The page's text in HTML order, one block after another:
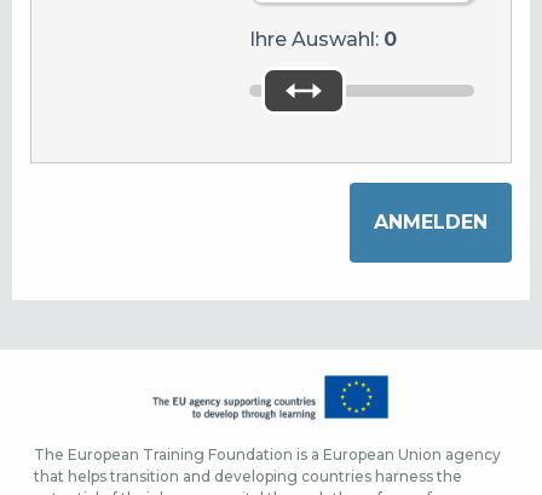
Ihre Auswahl: 0
The European Training Foundation is a European Union agency
that helps transition and developing countries harness the